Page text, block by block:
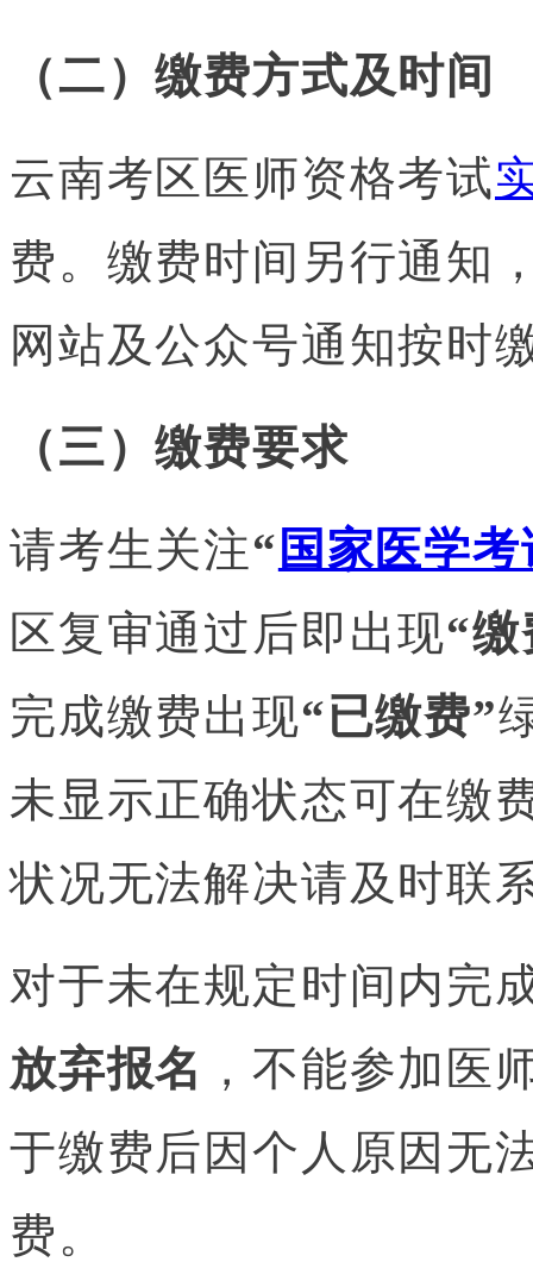
（二）缴费方式及时间
云南考区医师资格考试
费。缴费时间另行通知
网站及公众号通知按时
（三）缴费要求
请考生关注“ 国家医学
区复审通过后即出现“缴
完成缴费出现“已缴费”
未显示正确状态可在缴
状况无法解决请及时联
对于未在规定时间内完
放弃报名 ，不能参加医
于缴费后因个人原因无
费。